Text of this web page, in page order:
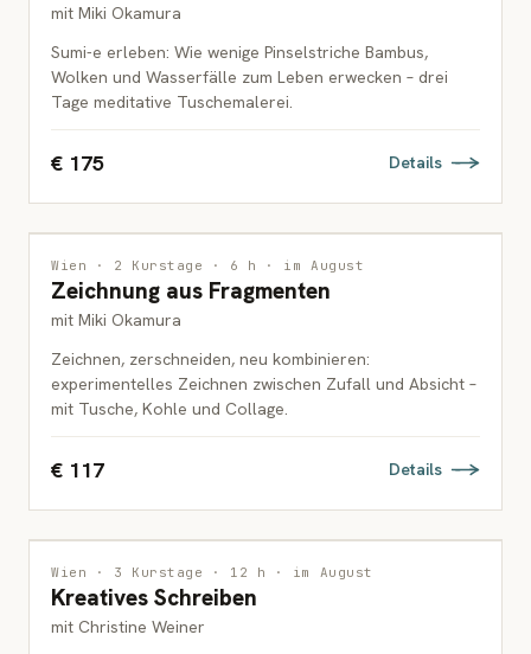
mit Miki Okamura
Sumi-e erleben: Wie wenige Pinselstriche Bambus,
Wolken und Wasserfälle zum Leben erwecken – drei
Tage meditative Tuschemalerei.
€ 175 Details
ZEICHNUNG
ERWACHSENE
Wien · 2 Kurstage · 6 h · im August
Zeichnung aus Fragmenten
mit Miki Okamura
Zeichnen, zerschneiden, neu kombinieren:
experimentelles Zeichnen zwischen Zufall und Absicht –
mit Tusche, Kohle und Collage.
€ 117 Details
INTERDISZIPLINÄR
ERWACHSENE
Wien · 3 Kurstage · 12 h · im August
Kreatives Schreiben
mit Christine Weiner